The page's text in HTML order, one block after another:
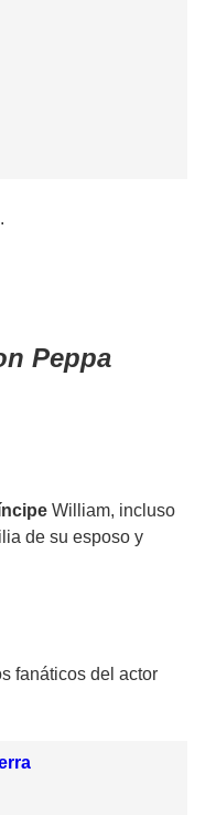
Peppa
William, incluso
de su esposo y
fanáticos del actor